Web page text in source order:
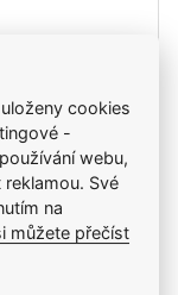
6
cookies
-
webu,
Své
na
můžete přečíst